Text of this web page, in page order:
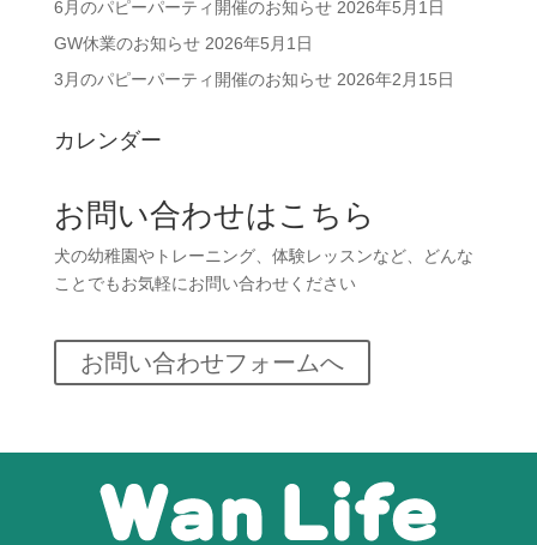
6月のパピーパーティ開催のお知らせ 2026年5月1日
GW休業のお知らせ 2026年5月1日
3月のパピーパーティ開催のお知らせ 2026年2月15日
カレンダー
お問い合わせはこちら
犬の幼稚園やトレーニング、体験レッスンなど、どんな
ことでもお気軽にお問い合わせください
お問い合わせフォームへ